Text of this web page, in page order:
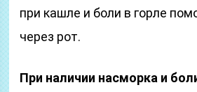
при кашле и боли в горле
через рот.
При наличии насморка и